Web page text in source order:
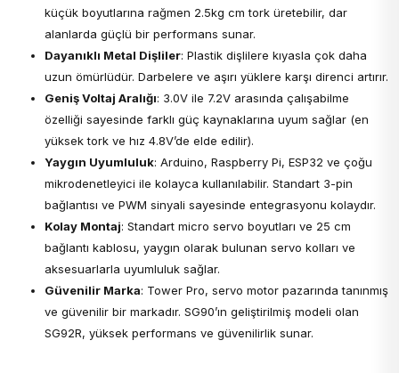
küçük boyutlarına rağmen 2.5kg cm tork üretebilir, dar
alanlarda güçlü bir performans sunar.
Dayanıklı Metal Dişliler: Plastik dişlilere kıyasla çok daha
uzun ömürlüdür. Darbelere ve aşırı yüklere karşı direnci artırır.
Geniş Voltaj Aralığı: 3.0V ile 7.2V arasında çalışabilme
özelliği sayesinde farklı güç kaynaklarına uyum sağlar (en
yüksek tork ve hız 4.8V’de elde edilir).
Yaygın Uyumluluk: Arduino, Raspberry Pi, ESP32 ve çoğu
mikrodenetleyici ile kolayca kullanılabilir. Standart 3-pin
bağlantısı ve PWM sinyali sayesinde entegrasyonu kolaydır.
Kolay Montaj: Standart micro servo boyutları ve 25 cm
bağlantı kablosu, yaygın olarak bulunan servo kolları ve
aksesuarlarla uyumluluk sağlar.
Güvenilir Marka: Tower Pro, servo motor pazarında tanınmış
ve güvenilir bir markadır. SG90’ın geliştirilmiş modeli olan
SG92R, yüksek performans ve güvenilirlik sunar.